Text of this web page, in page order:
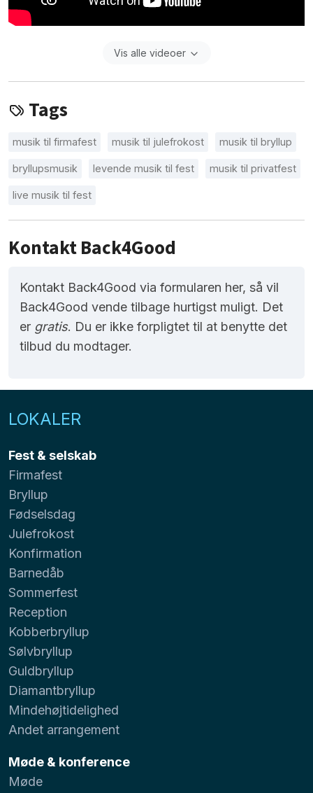
Vis alle videoer
Tags
musik til firmafest musik til julefrokost musik til bryllup
bryllupsmusik levende musik til fest musik til privatfest
live musik til fest
Kontakt Back4Good
Kontakt Back4Good via formularen her, så vil
Back4Good vende tilbage hurtigst muligt. Det
er gratis. Du er ikke forpligtet til at benytte det
tilbud du modtager.
LOKALER
Fest & selskab
Firmafest
Bryllup
Fødselsdag
Julefrokost
Konfirmation
Barnedåb
Sommerfest
Reception
Kobberbryllup
Sølvbryllup
Guldbryllup
Diamantbryllup
Mindehøjtidelighed
Andet arrangement
Møde & konference
Møde